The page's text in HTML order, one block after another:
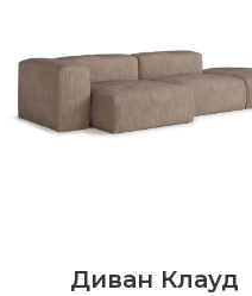
Диван Клауд